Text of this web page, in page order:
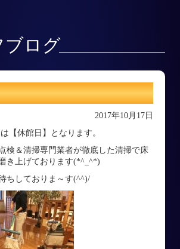
ブログ
2017年10月17日
【休館日】となります。
検＆清掃専門業者が徹底した清掃で床
き上げております(*^_^*)
ちしておりま～す(^^)/